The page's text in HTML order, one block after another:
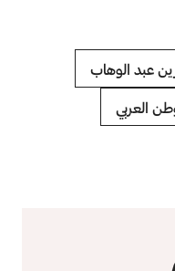
عبد الوهاب
العربي